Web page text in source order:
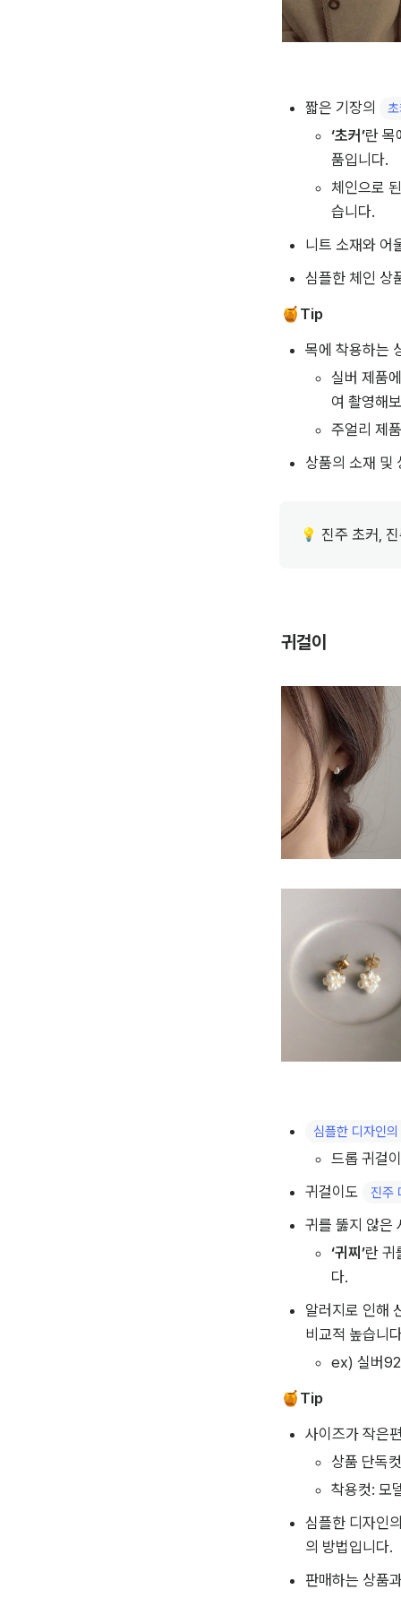
짧은 기장의
‘초커’란 목
품입니다.
체인으로
습니다.
니트 소재와 어
심플한 체인 상
🍯 Tip
목에 착용하는
실버 제품
여 촬영해
주얼리 제
상품의 소재 및
💡 진주 초커,
귀걸이
심플한 디자인
드롭 귀걸
귀걸이도
진주
귀를 뚫지 않은
‘귀찌’란 귀
다.
알러지로 인해
비교적 높습니
ex) 실버
🍯 Tip
사이즈가 작은
상품 단독
착용컷: 모
심플한 디자인
의 방법입니다.
판매하는 상품